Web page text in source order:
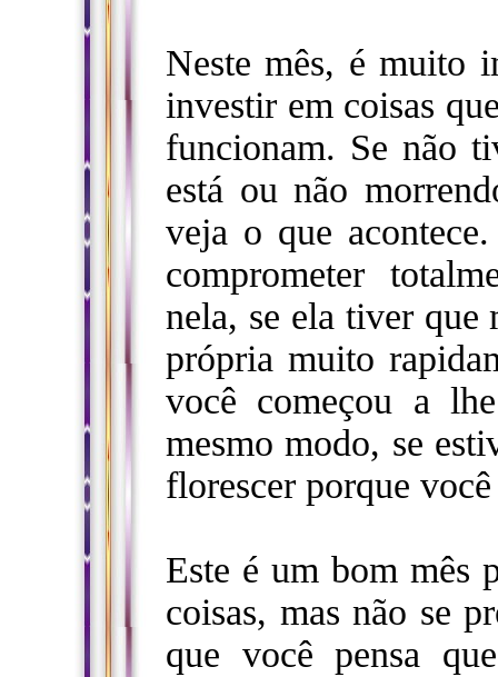
Neste mês, é muito
investir em coisas
funcionam. Se não
está ou não
veja o que
comprometer
nela, se ela tiver
própria muito
você começou a
mesmo modo, se
florescer porque
Este é um bom mês
coisas, mas não se
que você pensa